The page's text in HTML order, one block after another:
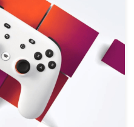
Burmistrzak Realizator: Maciej
dzielimy się z Wami dużą
również zapowiadamy bardzo
Naszą audycje
eventu. Mowa